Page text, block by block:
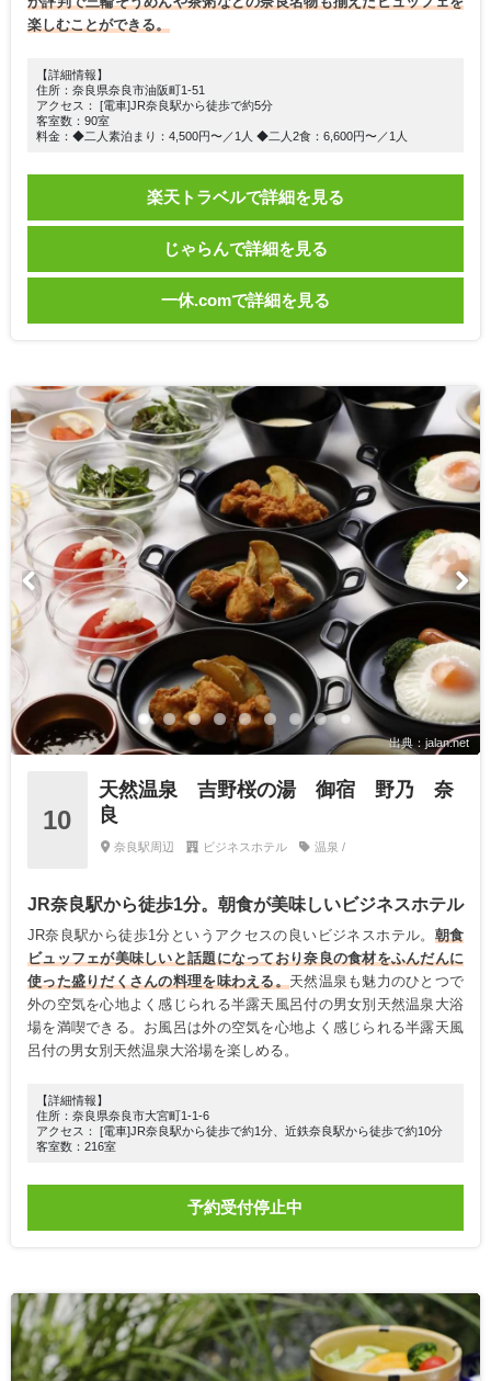
楽しむことができる。
【詳細情報】
住所：奈良県奈良市油阪町1-51
アクセス： [電車]JR奈良駅から徒歩で約5分
客室数：90室
料金：◆二人素泊まり：4,500円〜／1人 ◆二人2食：6,600円〜／1人
楽天トラベルで詳細を見る
じゃらんで詳細を見る
一休.comで詳細を見る
出典：jalan.net
10
天然温泉 吉野桜の湯 御宿 野乃 奈
良
奈良駅周辺 ビジネスホテル 温泉 /
JR奈良駅から徒歩1分。朝食が美味しいビジネスホテル
JR奈良駅から徒歩1分というアクセスの良いビジネスホテル。 朝食
ビュッフェが美味しいと話題になっており奈良の食材をふんだんに
使った盛りだくさんの料理を味わえる。 天然温泉も魅力のひとつで
外の空気を心地よく感じられる半露天風呂付の男女別天然温泉大浴
場を満喫できる。お風呂は外の空気を心地よく感じられる半露天風
呂付の男女別天然温泉大浴場を楽しめる。
【詳細情報】
住所：奈良県奈良市大宮町1-1-6
アクセス： [電車]JR奈良駅から徒歩で約1分、近鉄奈良駅から徒歩で約10分
客室数：216室
予約受付停止中